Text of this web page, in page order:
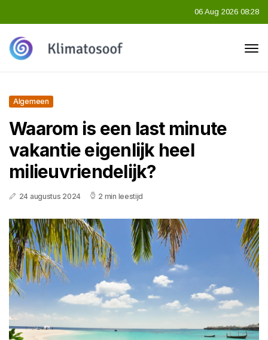
06 Aug 2026 08:28
Algemeen
Waarom is een last minute
vakantie eigenlijk heel
milieuvriendelijk?
24 augustus 2024 2 min leestijd